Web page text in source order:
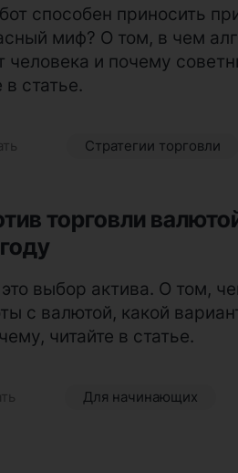
способен приносить
миф? О том, в чем
человека и почему
статье.
Стратегии торговли
торговли
выбор актива. О том,
с валютой, какой
читайте в статье.
Для начинающих